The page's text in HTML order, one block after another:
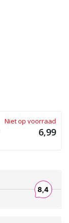
Niet op voorraad
6,99